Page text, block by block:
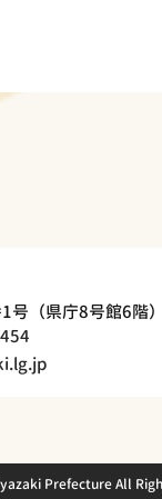
（県庁8号館6階）
Prefecture All